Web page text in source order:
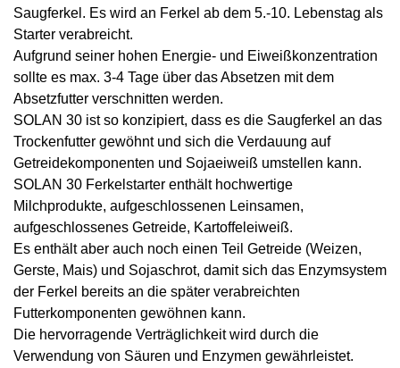
Saugferkel. Es wird an Ferkel ab dem 5.-10. Lebenstag als
Starter verabreicht.
Aufgrund seiner hohen Energie- und Eiweißkonzentration
sollte es max. 3-4 Tage über das Absetzen mit dem
Absetzfutter verschnitten werden.
SOLAN 30 ist so konzipiert, dass es die Saugferkel an das
Trockenfutter gewöhnt und sich die Verdauung auf
Getreidekomponenten und Sojaeiweiß umstellen kann.
SOLAN 30 Ferkelstarter enthält hochwertige
Milchprodukte, aufgeschlossenen Leinsamen,
aufgeschlossenes Getreide, Kartoffeleiweiß.
Es enthält aber auch noch einen Teil Getreide (Weizen,
Gerste, Mais) und Sojaschrot, damit sich das Enzymsystem
der Ferkel bereits an die später verabreichten
Futterkomponenten gewöhnen kann.
Die hervorragende Verträglichkeit wird durch die
Verwendung von Säuren und Enzymen gewährleistet.